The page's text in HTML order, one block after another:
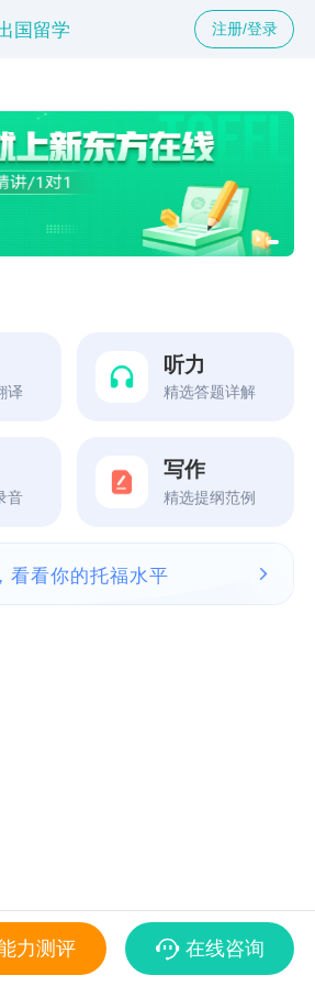
国留学 注册/登录
译
听力
精选答题详解
音
写作
精选提纲范例
看看你的托福水平
力测评 在线咨询